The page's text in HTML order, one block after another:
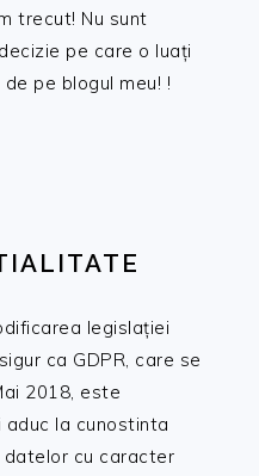
trecut! Nu sunt
pe care o luați
pe blogul meu! !
legislației
ca GDPR, care se
2018, este
la cunostinta
cu caracter